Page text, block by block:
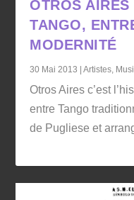
OTROS
TANGO,
MODERNITÉ
30 Mai 2013 |Artistes
Otros Aires c’est
entre Tango
de Pugliese et